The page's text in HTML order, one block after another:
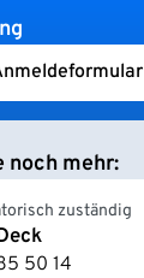
noch mehr:
zuständig
50 14